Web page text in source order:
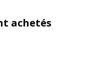
achetés